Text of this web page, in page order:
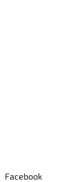
Facebook